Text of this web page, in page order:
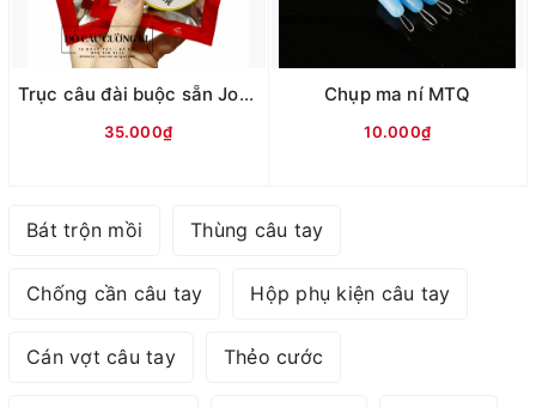
Trục câu đài buộc sẵn Jobon (vỏ đỏ/xanh)
35.000₫
Chụp ma ní MTQ
10.000₫
Bát trộn mồi Thùng câu tay
Chống cần câu tay Hộp phụ kiện câu tay
Cán vợt câu tay Thẻo cước